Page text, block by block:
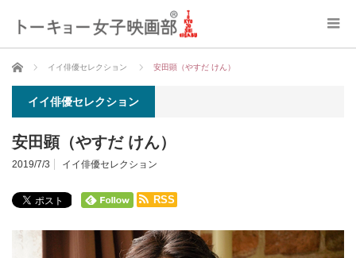
ホーム イイ俳優セレクション 安田顕（やすだ けん）
イイ俳優セレクション
安田顕（やすだ けん）
2019/7/3 イイ俳優セレクション
RSS